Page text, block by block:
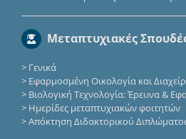
Μεταπτυχιακές
> Γενικά
> Εφαρμοσμένη Οικολογία και
>Βιολογική Τεχνολογία: Έρευνα &
> Ημερίδες μεταπτυχιακών φοιτητών
> Απόκτηση Διδακτορικού